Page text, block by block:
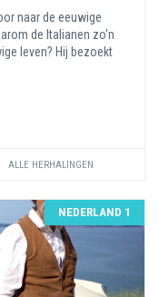
naar de eeuwige
de Italianen zo'n
leven? Hij bezoekt
ALLE HERHALINGEN
NEDERLAND 1